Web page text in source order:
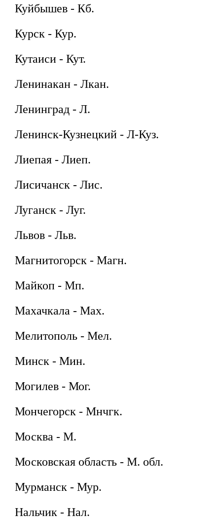
Куйбышев - Кб.
Курск - Кур.
Кутаиси - Кут.
Ленинакан - Лкан.
Ленинград - Л.
Ленинск-Кузнецкий - Л-Куз.
Лиепая - Лиеп.
Лисичанск - Лис.
Луганск - Луг.
Львов - Льв.
Магнитогорск - Магн.
Майкоп - Мп.
Махачкала - Мах.
Мелитополь - Мел.
Минск - Мин.
Могилев - Мог.
Мончегорск - Мнчгк.
Москва - М.
Московская область - М. обл.
Мурманск - Мур.
Нальчик - Нал.